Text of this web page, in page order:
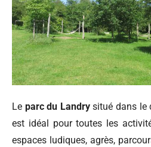
Le parc du Landrysitué dans le
est idéal pour toutes les
espaces ludiques, agrès,